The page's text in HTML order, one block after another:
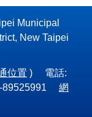
Municipal
New Taipei
位置 ) 電話:
89525991 網